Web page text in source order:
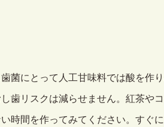
菌にとって人工甘味料では酸を作り
歯リスクは減らせません。紅茶や
時間を作ってみてください。すぐに